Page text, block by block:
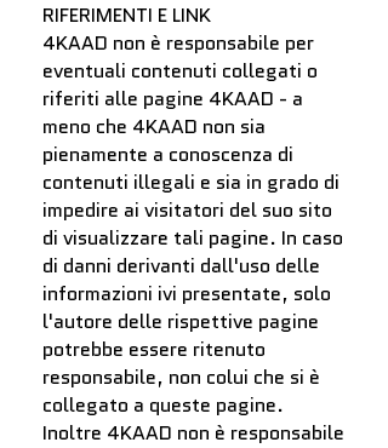
RIFERIMENTI E LINK
4KAAD non è responsabile per
eventuali contenuti collegati o
riferiti alle pagine 4KAAD - a
meno che 4KAAD non sia
pienamente a conoscenza di
contenuti illegali e sia in grado di
impedire ai visitatori del suo sito
di visualizzare tali pagine. In caso
di danni derivanti dall'uso delle
informazioni ivi presentate, solo
l'autore delle rispettive pagine
potrebbe essere ritenuto
responsabile, non colui che si è
collegato a queste pagine.
Inoltre 4KAAD non è responsabile